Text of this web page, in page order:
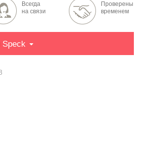
Всегда
на связи
Проверены
временем
Speck